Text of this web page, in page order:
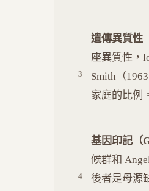
遺傳異質性
座異質性，
Smith（
家庭的比例
基因印記（
候群和
後者是母源